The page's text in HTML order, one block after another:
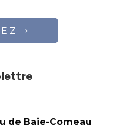
de Baie-Comeau